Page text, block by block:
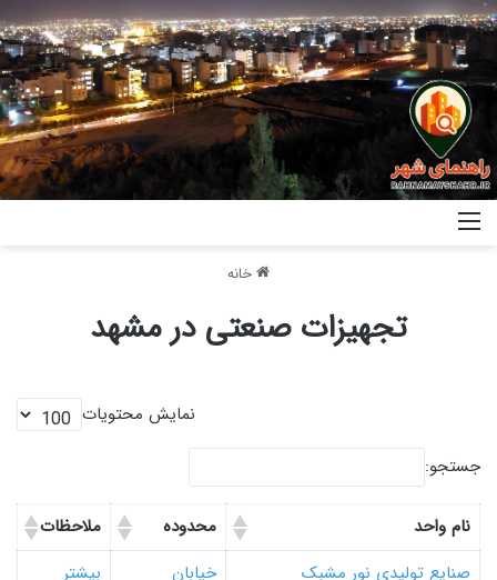
خانه
تجهیزات صنعتی در مشهد
نمایش محتویات
جستجو:
نام واحد محدوده
ملاحظات
صنایع تولیدی نور مشبک
خیابان
بیشتر